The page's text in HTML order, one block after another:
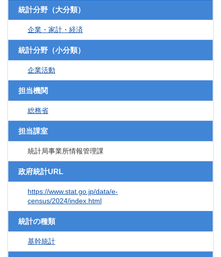
統計分野（大分類）
企業・家計・経済
統計分野（小分類）
企業活動
担当機関
総務省
担当課室
統計局事業所情報管理課
政府統計URL
https://www.stat.go.jp/data/e-
census/2024/index.html
統計の種類
基幹統計